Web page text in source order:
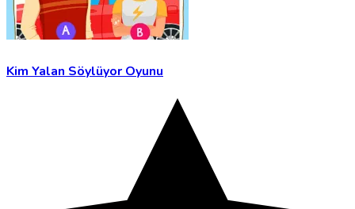
Kim Yalan Söylüyor Oyunu